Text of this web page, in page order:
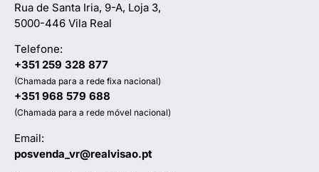
Rua de Santa Iria, 9-A, Loja 3,
5000-446 Vila Real
Telefone:
+351 259 328 877
(Chamada para a rede fixa nacional)
+351 968 579 688
(Chamada para a rede móvel nacional)
Email:
posvenda_vr@realvisao.pt